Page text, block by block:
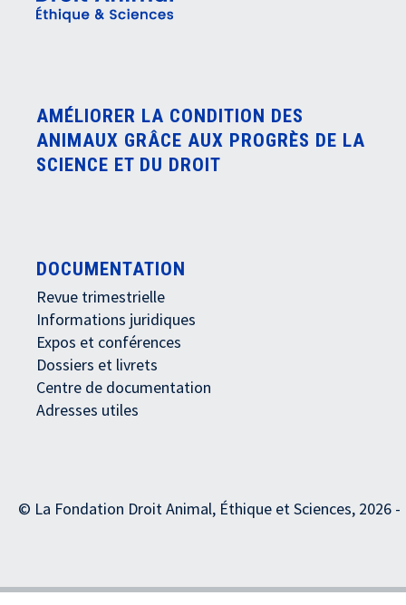
AMÉLIORER LA CONDITION DES
ANIMAUX GRÂCE AUX PROGRÈS DE LA
SCIENCE ET DU DROIT
DOCUMENTATION
Revue trimestrielle
Informations juridiques
Expos et conférences
Dossiers et livrets
Centre de documentation
Adresses utiles
© La Fondation Droit Animal, Éthique et Sciences, 2026 -